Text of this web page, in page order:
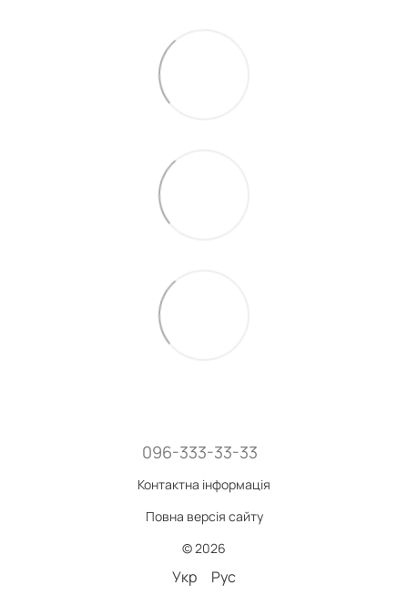
096-333-33-33
Контактна інформація
Повна версія сайту
© 2026
Укр Рус